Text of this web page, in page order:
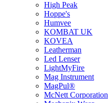
High Peak
Hoppe's
Humvee
KOMBAT UK
KOVEA
Leatherman
Led Lenser
LightMyFire
Mag Instrument
MagPul®
McNett Corporation